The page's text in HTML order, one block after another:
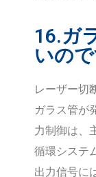
16.ガ
いの
レーザー切
ガラス管が
力制御は、
循環システ
出力信号に